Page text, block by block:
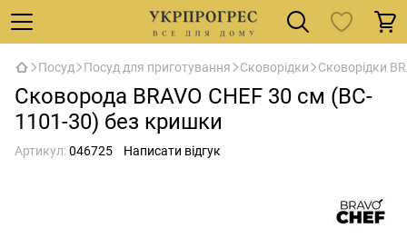
Посуд Посуд для приготування Сковорідки Сковорідки
Сковорода BRAVO CHEF 30 см (BC-
1101-30) без кришки
Артикул:046725 Написати відгук